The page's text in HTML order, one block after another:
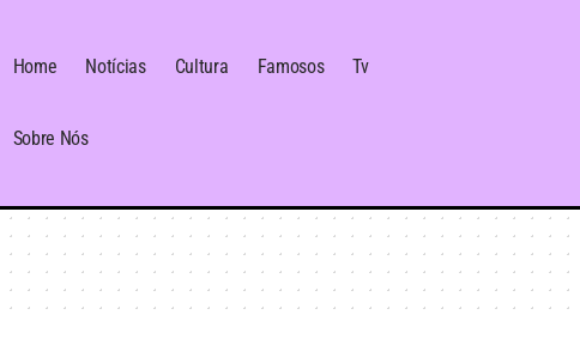
Home Notícias Cultura Famosos Tv
Sobre Nós